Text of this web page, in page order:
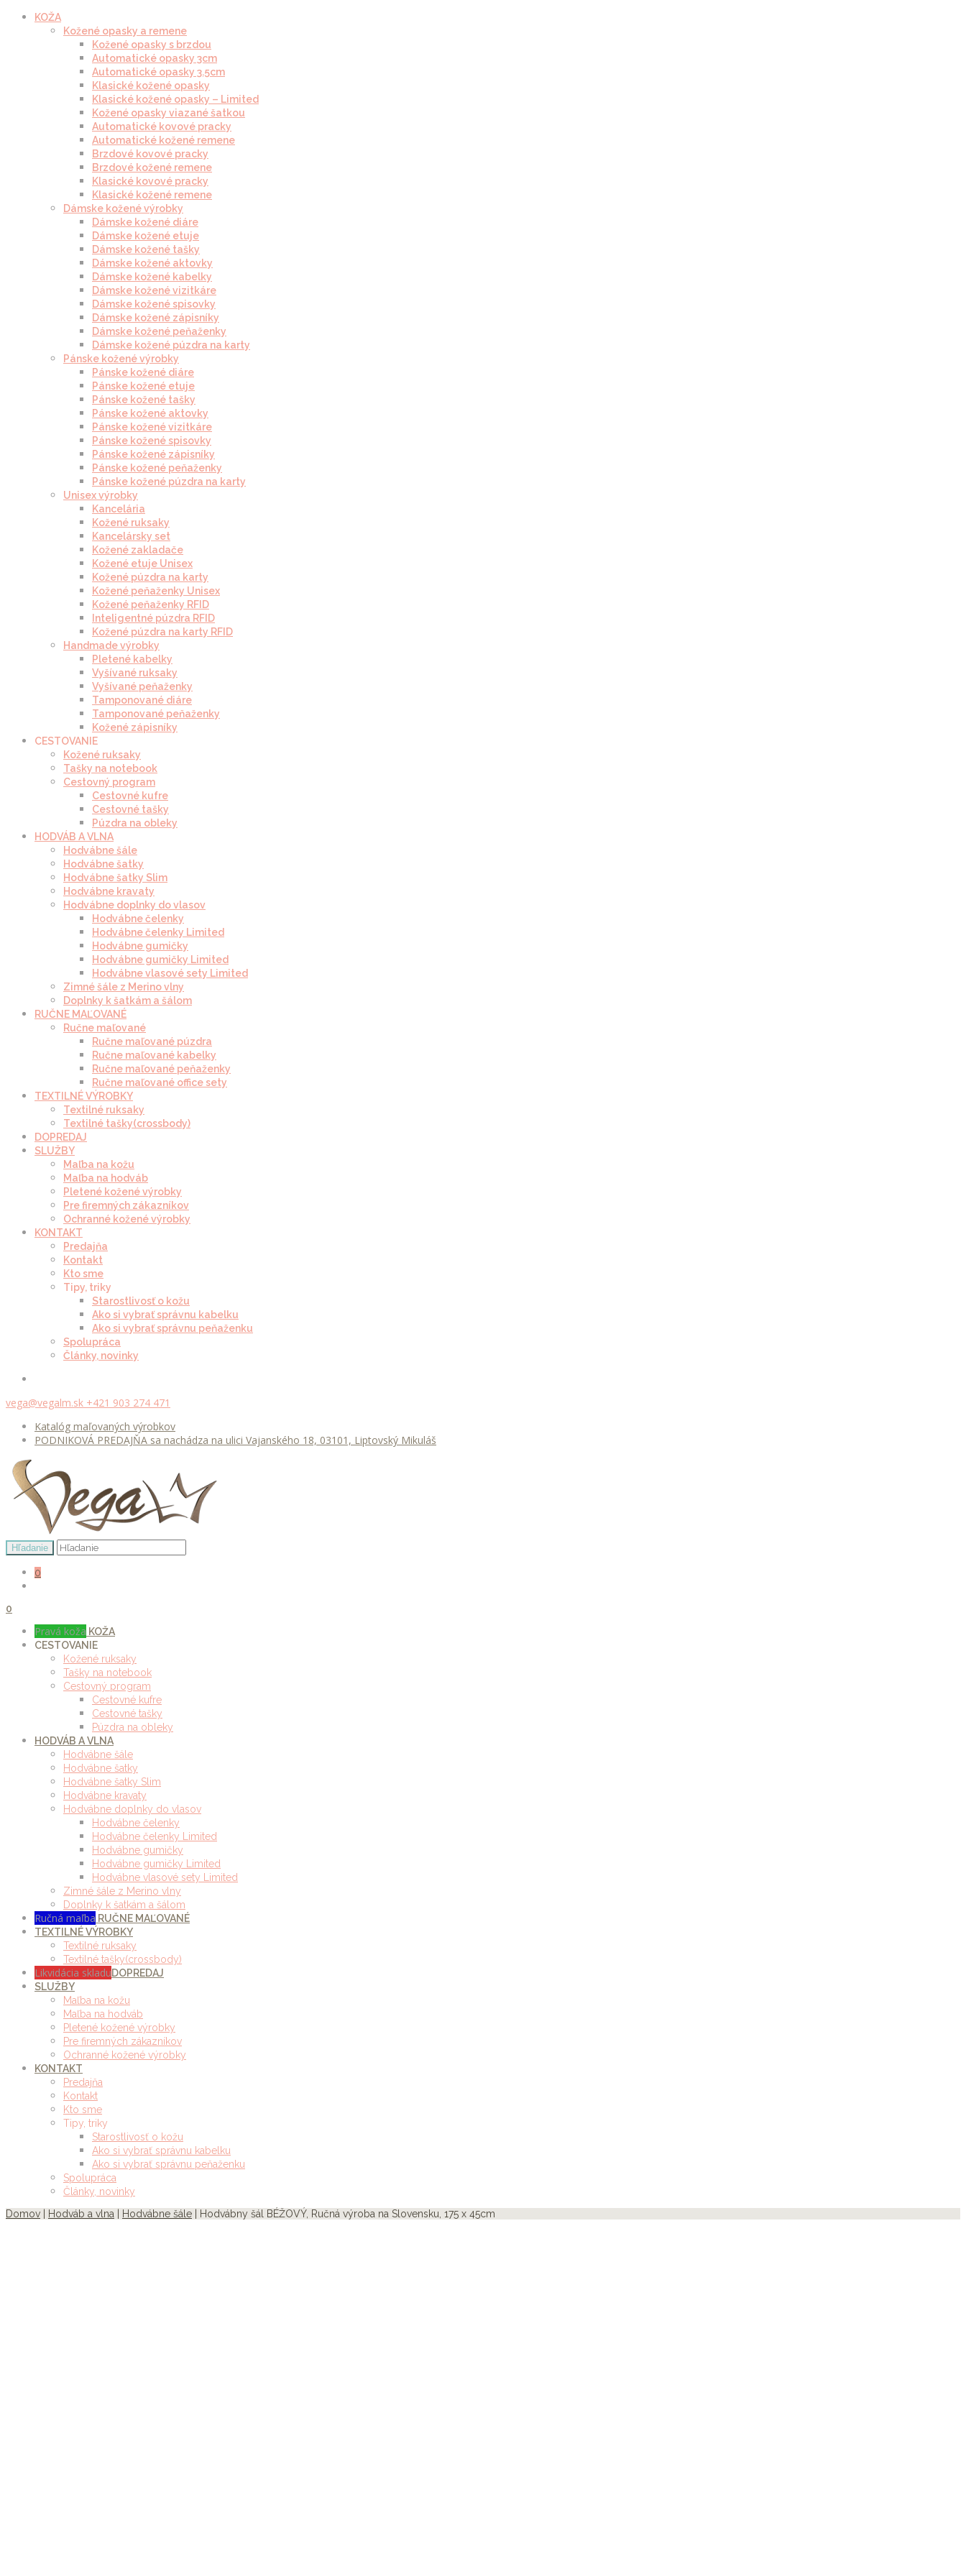
KOŽA
Kožené opasky a remene
Kožené opasky s brzdou
Automatické opasky 3cm
Automatické opasky 3.5cm
Klasické kožené opasky
Klasické kožené opasky – Limited
Kožené opasky viazané šatkou
Automatické kovové pracky
Automatické kožené remene
Brzdové kovové pracky
Brzdové kožené remene
Klasické kovové pracky
Klasické kožené remene
Dámske kožené výrobky
Dámske kožené diáre
Dámske kožené etuje
Dámske kožené tašky
Dámske kožené aktovky
Dámske kožené kabelky
Dámske kožené vizitkáre
Dámske kožené spisovky
Dámske kožené zápisníky
Dámske kožené peňaženky
Dámske kožené púzdra na karty
Pánske kožené výrobky
Pánske kožené diáre
Pánske kožené etuje
Pánske kožené tašky
Pánske kožené aktovky
Pánske kožené vizitkáre
Pánske kožené spisovky
Pánske kožené zápisníky
Pánske kožené peňaženky
Pánske kožené púzdra na karty
Unisex výrobky
Kancelária
Kožené ruksaky
Kancelársky set
Kožené zakladače
Kožené etuje Unisex
Kožené púzdra na karty
Kožené peňaženky Unisex
Kožené peňaženky RFID
Inteligentné púzdra RFID
Kožené púzdra na karty RFID
Handmade výrobky
Pletené kabelky
Vyšívané ruksaky
Vyšívané peňaženky
Tamponované diáre
Tamponované peňaženky
Kožené zápisníky
CESTOVANIE
Kožené ruksaky
Tašky na notebook
Cestovný program
Cestovné kufre
Cestovné tašky
Púzdra na obleky
HODVÁB A VLNA
Hodvábne šále
Hodvábne šatky
Hodvábne šatky Slim
Hodvábne kravaty
Hodvábne doplnky do vlasov
Hodvábne čelenky
Hodvábne čelenky Limited
Hodvábne gumičky
Hodvábne gumičky Limited
Hodvábne vlasové sety Limited
Zimné šále z Merino vlny
Doplnky k šatkám a šálom
RUČNE MAĽOVANÉ
Ručne maľované
Ručne maľované púzdra
Ručne maľované kabelky
Ručne maľované peňaženky
Ručne maľované office sety
TEXTILNÉ VÝROBKY
Textilné ruksaky
Textilné tašky(crossbody)
DOPREDAJ
SLUŽBY
Maľba na kožu
Maľba na hodváb
Pletené kožené výrobky
Pre firemných zákazníkov
Ochranné kožené výrobky
KONTAKT
Predajňa
Kontakt
Kto sme
Tipy, triky
Starostlivosť o kožu
Ako si vybrať správnu kabelku
Ako si vybrať správnu peňaženku
Spolupráca
Články, novinky
vega@vegalm.sk +421 903 274 471
Katalóg maľovaných výrobkov
PODNIKOVÁ PREDAJŇA sa nachádza na ulici Vajanského 18, 03101, Liptovský Mikuláš
0
0
Pravá koža KOŽA
CESTOVANIE
Kožené ruksaky
Tašky na notebook
Cestovný program
Cestovné kufre
Cestovné tašky
Púzdra na obleky
HODVÁB A VLNA
Hodvábne šále
Hodvábne šatky
Hodvábne šatky Slim
Hodvábne kravaty
Hodvábne doplnky do vlasov
Hodvábne čelenky
Hodvábne čelenky Limited
Hodvábne gumičky
Hodvábne gumičky Limited
Hodvábne vlasové sety Limited
Zimné šále z Merino vlny
Doplnky k šatkám a šálom
Ručná maľba RUČNE MAĽOVANÉ
TEXTILNÉ VÝROBKY
Textilné ruksaky
Textilné tašky(crossbody)
Likvidácia skladuDOPREDAJ
SLUŽBY
Maľba na kožu
Maľba na hodváb
Pletené kožené výrobky
Pre firemných zákazníkov
Ochranné kožené výrobky
KONTAKT
Predajňa
Kontakt
Kto sme
Tipy, triky
Starostlivosť o kožu
Ako si vybrať správnu kabelku
Ako si vybrať správnu peňaženku
Spolupráca
Články, novinky
Domov
Hodváb a vlna Hodvábne šále | Hodvábny šál BÉŽOVÝ, Ručná výroba na Slovensku, 175 x 45cm